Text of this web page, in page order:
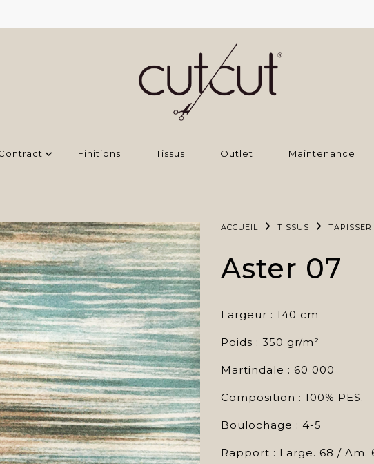
Finitions Tissus Outlet Maintenance
ACCUEIL TISSUS
Aster 07
Largeur : 140 cm
Poids : 350 gr/m²
Martindale : 60 000
Composition : 100% PES.
Boulochage : 4-5
Rapport : Large. 68 / Am.